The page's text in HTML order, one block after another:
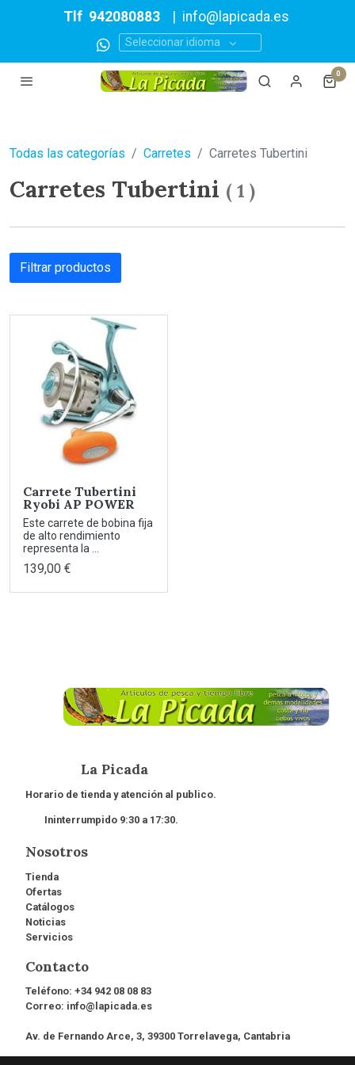
Tlf 942080883 info@lapicada.es
Seleccionar idioma
0
Todas las categorías Carretes Carretes Tubertini
Carretes Tubertini ( 1 )
Filtrar productos
Carrete Tubertini
Ryobi AP POWER
Este carrete de bobina fija
de alto rendimiento
representa la ...
139,00 €
La Picada
Horario de tienda y atención al publico.
Ininterrumpido 9:30 a 17:30.
Nosotros
Tienda
Ofertas
Catálogos
Noticias
Servicios
Contacto
Teléfono: +34 942 08 08 83
Correo: info@lapicada.es
Av. de Fernando Arce, 3, 39300 Torrelavega, Cantabria